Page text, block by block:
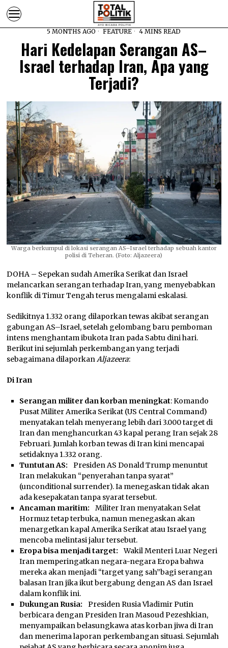
5 MONTHS AGO FEATURE 4 MINS READ
Hari Kedelapan Serangan AS–
Israel terhadap Iran, Apa yang
Terjadi?
Warga berkumpul di lokasi serangan AS–Israel terhadap sebuah kantor
polisi di Teheran. (Foto: Aljazeera)
DOHA – Sepekan sudah Amerika Serikat dan Israel
melancarkan serangan terhadap Iran, yang menyebabkan
konflik di Timur Tengah terus mengalami eskalasi.
Sedikitnya 1.332 orang dilaporkan tewas akibat serangan
gabungan AS–Israel, setelah gelombang baru pemboman
intens menghantam ibukota Iran pada Sabtu dini hari.
Berikut ini sejumlah perkembangan yang terjadi
sebagaimana dilaporkanAljazeera:
Di Iran
Serangan militer dan korban meningkat: Komando
Pusat Militer Amerika Serikat (US Central Command)
menyatakan telah menyerang lebih dari 3.000 target di
Iran dan menghancurkan 43 kapal perang Iran sejak 28
Februari. Jumlah korban tewas di Iran kini mencapai
setidaknya 1.332 orang.
Tuntutan AS:
Presiden AS Donald Trump menuntut
Iran melakukan “penyerahan tanpa syarat”
(unconditional surrender). Ia menegaskan tidak akan
ada kesepakatan tanpa syarat tersebut.
Ancaman maritim: Militer Iran menyatakan Selat
Hormuz tetap terbuka, namun menegaskan akan
menargetkan kapal Amerika Serikat atau Israel yang
mencoba melintasi jalur tersebut.
Eropa bisa menjadi target: Wakil Menteri Luar Negeri
Iran memperingatkan negara-negara Eropa bahwa
mereka akan menjadi “target yang sah”bagi serangan
balasan Iran jika ikut bergabung dengan AS dan Israel
dalam konflik ini.
Dukungan Rusia: Presiden Rusia Vladimir Putin
berbicara dengan Presiden Iran Masoud Pezeshkian,
menyampaikan belasungkawa atas korban jiwa di Iran
dan menerima laporan perkembangan situasi. Sejumlah